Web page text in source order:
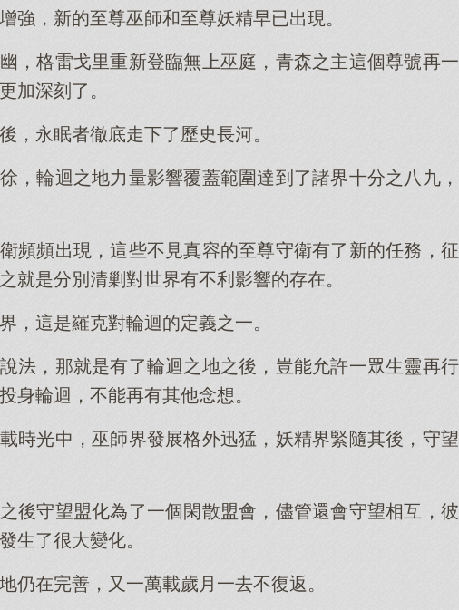
強，新的至尊巫師和至尊妖精早已出現。
，格雷戈里重新登臨無上巫庭，青森之主這個尊號再
加深刻了。
，永眠者徹底走下了歷史長河。
，輪迴之地力量影響覆蓋範圍達到了諸界十分之八九
頻頻出現，這些不見真容的至尊守衛有了新的任務，
就是分別清剿對世界有不利影響的存在。
，這是羅克對輪迴的定義之一。
法，那就是有了輪迴之地之後，豈能允許一眾生靈再
身輪迴，不能再有其他念想。
時光中，巫師界發展格外迅猛，妖精界緊隨其後，守
後守望盟化為了一個閑散盟會，儘管還會守望相互，
生了很大變化。
仍在完善，又一萬載歲月一去不復返。